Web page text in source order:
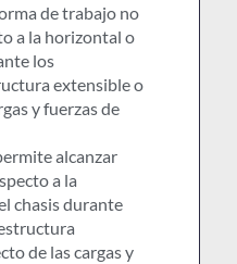
de trabajo no
a la horizontal o
los
extensible o
y fuerzas de
alcanzar
a la
chasis durante
de las cargas y